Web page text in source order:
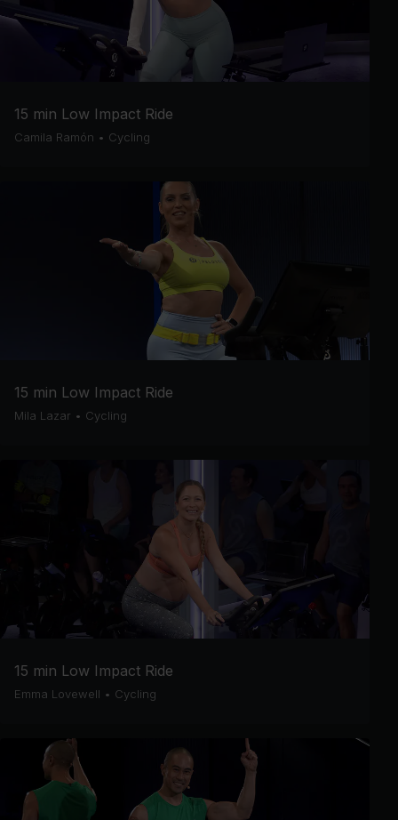
15 min Low Impact Ride
Camila Ramón • Cycling
15 min Low Impact Ride
Mila Lazar • Cycling
15 min Low Impact Ride
Emma Lovewell • Cycling